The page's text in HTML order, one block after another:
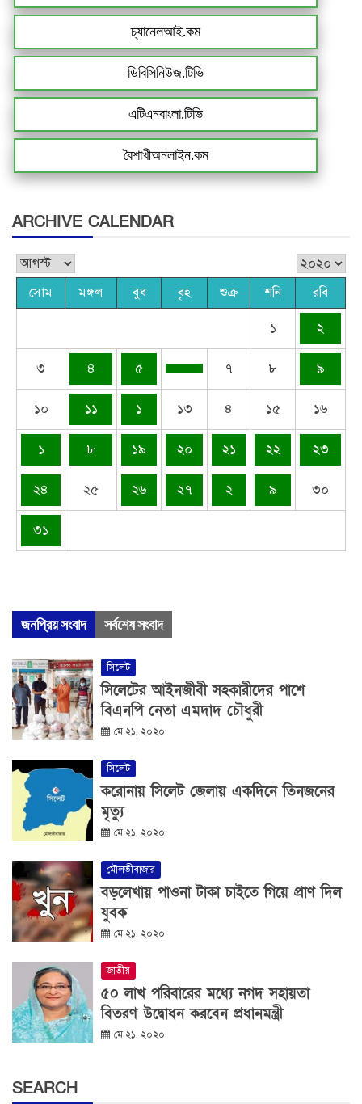
চ্যানেলআই.কম
ডিবিসিনিউজ.টিভি
এটিএনবাংলা.টিভি
বৈশাখীঅনলাইন.কম
ARCHIVE CALENDAR
সোম মঙ্গল বুধ বৃহ শুক্র শনি রবি
১ ২
৩ ৪ ৫ ৭ ৮ ৯
১০ ১১ ১ ১৩ ৪ ১৫ ১৬
১ ৮ ১৯ ২০ ২১ ২২ ২৩
২৪ ২৫ ২৬ ২৭ ২ ৯ ৩০
৩১
জনপ্রিয় সংবাদ সর্বশেষ সংবাদ
সিলেট
সিলেটের আইনজীবী সহকারীদের পাশে
বিএনপি নেতা এমদাদ চৌধুরী
মে ২১, ২০২০
সিলেট
করোনায় সিলেট জেলায় একদিনে তিনজনের
মৃত্যু
মে ২১, ২০২০
মৌলভীবাজার
বড়লেখায় পাওনা টাকা চাইতে গিয়ে প্রাণ দিল
যুবক
মে ২১, ২০২০
জাতীয়
৫০ লাখ পরিবারের মধ্যে নগদ সহায়তা
বিতরণ উদ্বোধন করবেন প্রধানমন্ত্রী
মে ২১, ২০২০
SEARCH